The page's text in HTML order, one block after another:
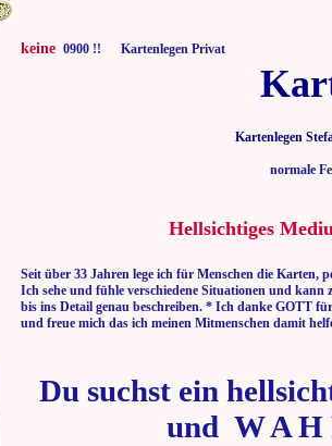
keine 0900 !! Kartenlegen Privat
Kartenlegen
normale
Hellsichtiges
Seit über 33 Jahren lege ich für Menschen die Karten,
Ich sehe und fühle verschiedene Situationen und kann
bis ins Detail genau beschreiben. * Ich danke GOTT
und freue mich das ich meinen Mitmenschen damit
Du suchst ein
und W A H